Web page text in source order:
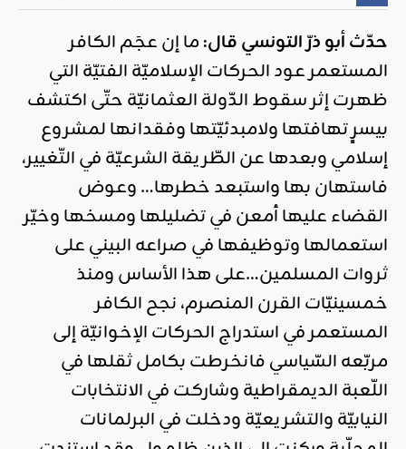
حدّث أبو ذرّ التونسي قال:ما إن عجَم الكافر
المستعمر عود الحركات الإسلاميّة الفتيّة التي
ظهرت إثر سقوط الدّولة العثمانيّة حتّى اكتشف
بيسرٍ تهافتها ولامبدئيّتها وفقدانها لمشروع
إسلامي وبعدها عن الطّريقة الشرعيّة في التّغيير،
فاستهان بها واستبعد خطرها… وعوض
القضاء عليها أمعن في تضليلها ومسخها وخيّر
استعمالها وتوظيفها في صراعه البيني على
ثروات المسلمين…على هذا الأساس ومنذ
خمسينيّات القرن المنصرم، نجح الكافر
المستعمر في استدراج الحركات الإخوانيّة إلى
مربّعه السّياسي فانخرطت بكامل ثقلها في
اللّعبة الديمقراطية وشاركت في الانتخابات
النيابيّة والتشريعيّة ودخلت في البرلمانات